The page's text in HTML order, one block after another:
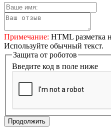
Примечание: HTML разметка
Используйте обычный текст.
Защита от роботов
Введите код в поле ниже
Продолжить